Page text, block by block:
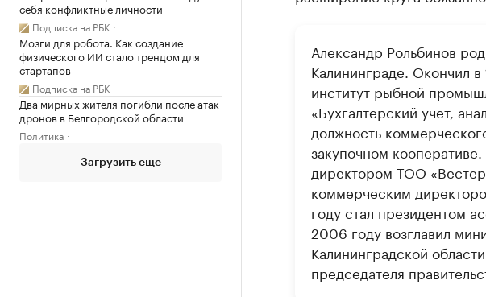
себя конфликтные личности
Подписка на РБК
Мозги для робота. Как создание
физического ИИ стало трендом для
стартапов
Подписка на РБК
Два мирных жителя погибли после атак
дронов в Белгородской области
Политика
Загрузить еще
Александр Рольбинов
Калининграде. Окончил
институт рыбной
«Бухгалтерский учет,
должность
закупочном
директором ТОО
коммерческим
году стал президентом
2006 году возглавил
Калининградской
председателя